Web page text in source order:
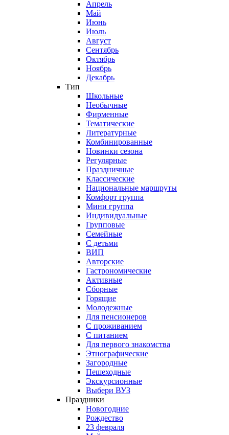
Апрель
Май
Июнь
Июль
Август
Сентябрь
Октябрь
Ноябрь
Декабрь
Тип
Школьные
Необычные
Фирменные
Тематические
Литературные
Комбинированные
Новинки сезона
Регулярные
Праздничные
Классические
Национальные маршруты
Комфорт группа
Мини группа
Индивидуальные
Групповые
Семейные
С детьми
ВИП
Авторские
Гастрономические
Активные
Сборные
Горящие
Молодежные
Для пенсионеров
С проживанием
С питанием
Для первого знакомства
Этнографические
Загородные
Пешеходные
Экскурсионные
Выбери ВУЗ
Праздники
Новогодние
Рождество
23 февраля